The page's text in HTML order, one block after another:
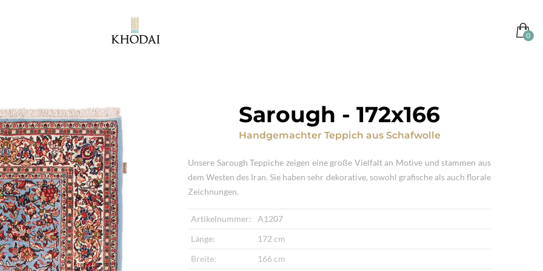
Sarough - 172x166
Handgemachter Teppich aus Schafwolle
Unsere Sarough Teppiche zeigen eine große Vielfalt an Motive und stammen aus
dem Westen des Iran. Sie haben sehr dekorative, sowohl grafische als auch florale
Zeichnungen.
Artikelnummer:
A1207
Länge:
172 cm
Breite:
166 cm